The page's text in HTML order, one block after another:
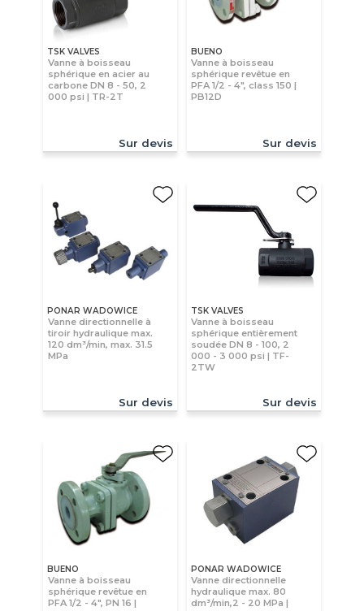
TSK VALVES
Vanne à boisseau
sphérique en acier au
carbone DN 8 - 50, 2
000 psi | TR-2T
Sur devis
BUENO
Vanne à boisseau
sphérique revêtue en
PFA 1/2 - 4", class 150 |
PB12D
Sur devis
PONAR WADOWICE
Vanne directionnelle à
tiroir hydraulique max.
120 dm³/min, max. 31.5
MPa
Sur devis
TSK VALVES
Vanne à boisseau
sphérique entièrement
soudée DN 8 - 100, 2
000 - 3 000 psi | TF-
2TW
Sur devis
BUENO
Vanne à boisseau
sphérique revêtue en
PFA 1/2 - 4", PN 16 |
PONAR WADOWICE
Vanne directionnelle
hydraulique max. 80
dm³/min,2 - 20 MPa |